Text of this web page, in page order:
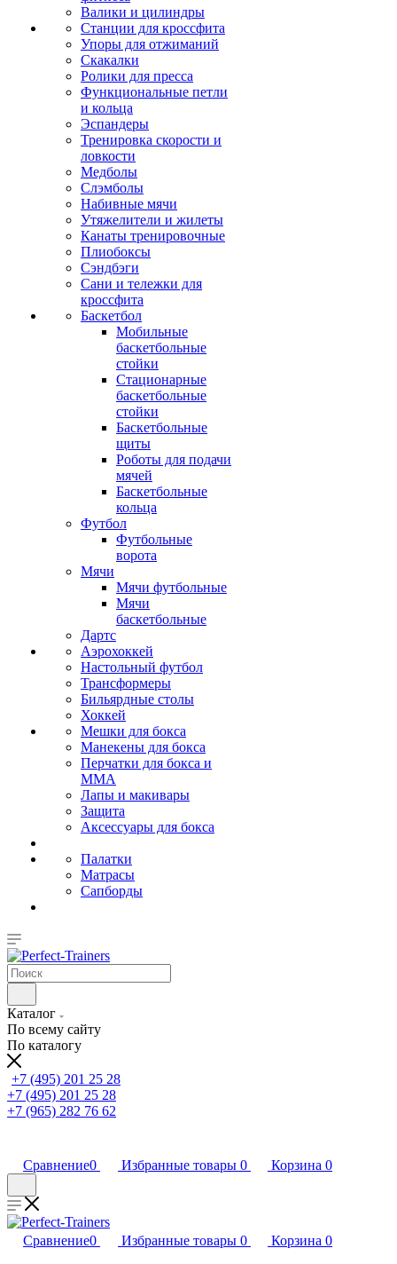
Валики и цилиндры
Станции для кроссфита
Упоры для отжиманий
Скакалки
Ролики для пресса
Функциональные петли
и кольца
Эспандеры
Тренировка скорости и
ловкости
Медболы
Слэмболы
Набивные мячи
Утяжелители и жилеты
Канаты тренировочные
Плиобоксы
Сэндбэги
Сани и тележки для
кроссфита
Баскетбол
Мобильные
баскетбольные
стойки
Стационарные
баскетбольные
стойки
Баскетбольные
щиты
Роботы для подачи
мячей
Баскетбольные
кольца
Футбол
Футбольные
ворота
Мячи
Мячи футбольные
Мячи
баскетбольные
Дартс
Аэрохоккей
Настольный футбол
Трансформеры
Бильярдные столы
Хоккей
Мешки для бокса
Манекены для бокса
Перчатки для бокса и
MMA
Лапы и макивары
Защита
Аксессуары для бокса
Палатки
Матрасы
Сапборды
Каталог
По всему сайту
По каталогу
+7 (495) 201 25 28
+7 (495) 201 25 28
+7 (965) 282 76 62
Сравнение0 Избранные товары 0 Корзина 0
Сравнение0 Избранные товары 0 Корзина 0